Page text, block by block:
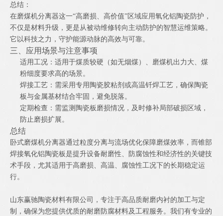
总结：
在磨煤机分离器这一“高磨损、高价值”区域应用氧化铝陶瓷防护，
不仅是材料升级，更是从被动维修转向主动防护的智慧运维策略。
它以科技之力，守护能源动脉的高效与可靠。
三、应用场景与注意事项
适用工况：适用于煤质较硬（如无烟煤）、磨煤机出力大、煤
粉细度要求高的场景。
焊接工艺：需采用专用陶瓷胶粘剂或高温钎焊工艺，确保陶瓷
板与金属基材结合牢固，避免脱落。
定期检查：需监测陶瓷板磨损情况，及时修补局部破损区域，
防止磨损扩展。
总结
卧式磨煤机分离器通过粒度分离与流场优化保障磨煤效率，而锥部
焊接氧化铝陶瓷板是提升设备耐磨性、防腐蚀性和经济性的关键技
术手段，尤其适用于高磨损、高温、腐蚀性工况下的长期稳定运
行。
山东赢驰陶瓷材料有限公司，专注于高品质耐磨内衬的加工与定
制，确保为您提供优质的耐磨防腐材料及工程服务。我们有专业的